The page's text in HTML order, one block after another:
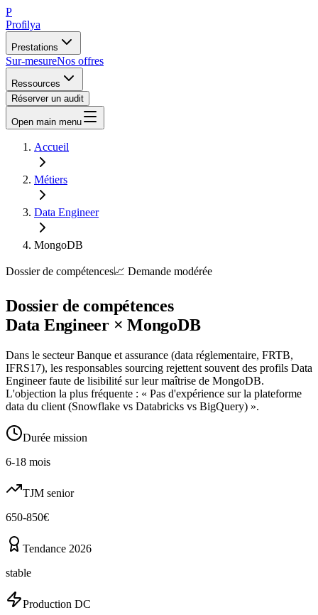
P
Profilya
Prestations
Sur-mesureNos offres
Ressources
Réserver un audit
Open main menu
Accueil
Métiers
Data Engineer
MongoDB
Dossier de compétences📈 Demande modérée
Dossier de compétences
Data Engineer×MongoDB
Dans le secteur Banque et assurance (data réglementaire, FRTB,
IFRS17), les responsables sourcing rejettent souvent des profils Data
Engineer faute de lisibilité sur leur maîtrise de MongoDB.
L'objection la plus fréquente : « Pas d'expérience sur la plateforme
data du client (Snowflake vs Databricks vs BigQuery) ».
Durée mission
6-18 mois
TJM senior
650-850€
Tendance 2026
stable
Production DC